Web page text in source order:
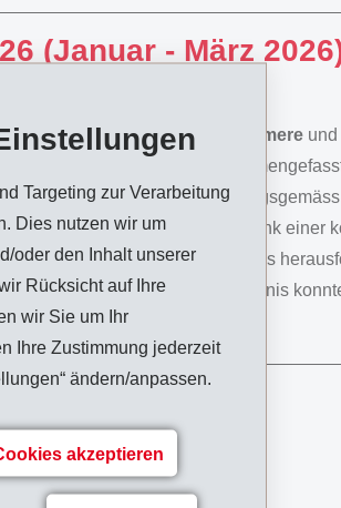
Targeting zur Verarbeitung
Dies nutzen wir um
oder den Inhalt unserer
Rücksicht auf Ihre
wir Sie um Ihr
Ihre Zustimmung jederzeit
ändern/anpassen.
akzeptieren
(Januar - März
Hochleistungspolymere und
CHEMIE HOLDING AG
CHF 487 Mio. (522).
in Schweizer Franken. Dank einer
gelang es EMS, trotz des
Absatz und das Betriebsergebnis
EMS-Gruppe